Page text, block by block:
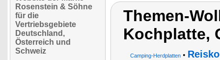
Rosenstein & Söhne
für die
Vertriebsgebiete
Deutschland,
Österreich und
Schweiz
Themen-
Kochplatte,
Camping-Herdplatten •